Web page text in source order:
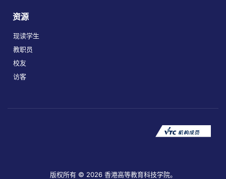
资源
现读学生
教职员
校友
访客
版权所有 © 2026 香港高等教育科技学院。